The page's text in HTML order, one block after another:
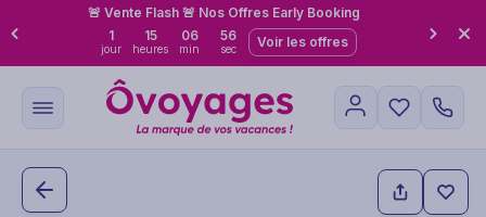
🚨 Vente Flash 🚨 Nos Offres Early Booking
1
jour
15
heures
06
min
55
sec Voir les offres